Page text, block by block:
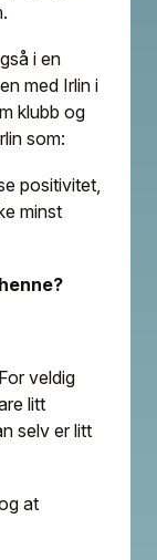
i en
med Irlin i
klubb og
som:
positivitet,
minst
veldig
litt
selv er litt
at